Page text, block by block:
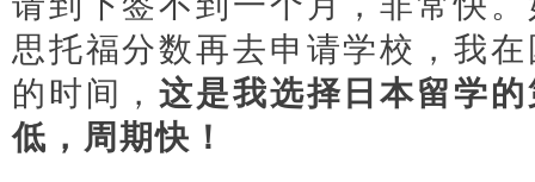
思托福分数再去申请学校，我
的时间，这是我选择日本留学
低，周期快！